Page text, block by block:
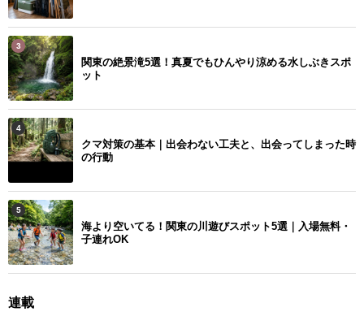
3
関東の絶景滝5選！真夏でもひんやり涼める水しぶきスポ
ット
4
クマ対策の基本｜出会わない工夫と、出会ってしまった時
の行動
5
海より空いてる！関東の川遊びスポット5選｜入場無料・
子連れOK
連載